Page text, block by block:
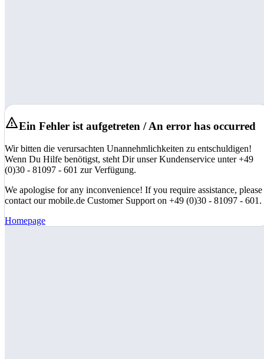
Ein Fehler ist aufgetreten / An error has occurred
Wir bitten die verursachten Unannehmlichkeiten zu entschuldigen!
Wenn Du Hilfe benötigst, steht Dir unser Kundenservice unter +49
(0)30 - 81097 - 601 zur Verfügung.
We apologise for any inconvenience! If you require assistance, please
contact our mobile.de Customer Support on +49 (0)30 - 81097 - 601.
Homepage